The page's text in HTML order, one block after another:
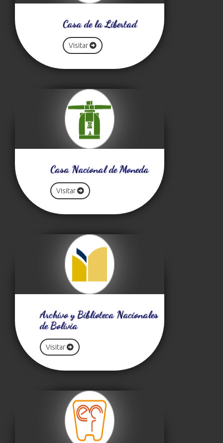
Casa de la Libertad
Visitar
Casa Nacional de Moneda
Visitar
Archivo y Biblioteca Nacionales
de Bolivia
Visitar